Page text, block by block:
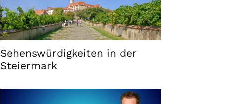
Sehenswürdigkeiten in der
Steiermark